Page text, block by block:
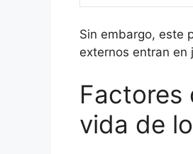
Sin embargo, este
externos entran en
Factores
vida de